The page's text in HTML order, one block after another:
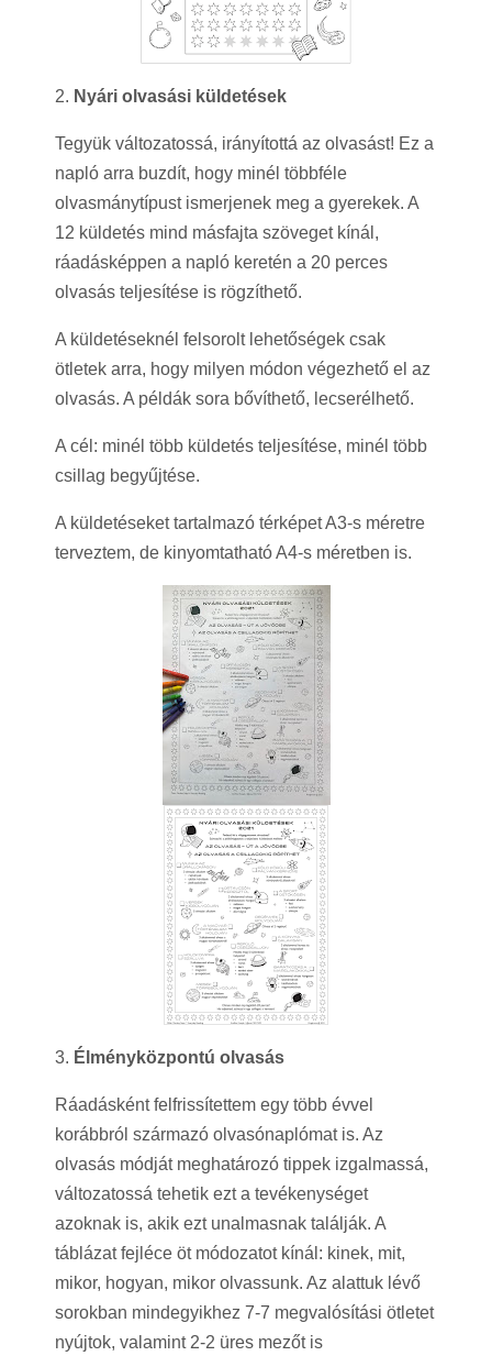
2. Nyári olvasási küldetések
Tegyük változatossá, irányítottá az olvasást! Ez a
napló arra buzdít, hogy minél többféle
olvasmánytípust ismerjenek meg a gyerekek. A
12 küldetés mind másfajta szöveget kínál,
ráadásképpen a napló keretén a 20 perces
olvasás teljesítése is rögzíthető.
A küldetéseknél felsorolt lehetőségek csak
ötletek arra, hogy milyen módon végezhető el az
olvasás. A példák sora bővíthető, lecserélhető.
A cél: minél több küldetés teljesítése, minél több
csillag begyűjtése.
A küldetéseket tartalmazó térképet A3-s méretre
terveztem, de kinyomtatható A4-s méretben is.
3. Élményközpontú olvasás
Ráadásként felfrissítettem egy több évvel
korábbról származó olvasónaplómat is. Az
olvasás módját meghatározó tippek izgalmassá,
változatossá tehetik ezt a tevékenységet
azoknak is, akik ezt unalmasnak találják. A
táblázat fejléce öt módozatot kínál: kinek, mit,
mikor, hogyan, mikor olvassunk. Az alattuk lévő
sorokban mindegyikhez 7-7 megvalósítási ötletet
nyújtok, valamint 2-2 üres mezőt is